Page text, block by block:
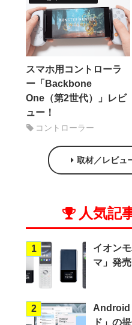
スマホ用コントローラ
ー「Backbone
One（第2世代）」レビ
ュー！
コントローラー
取材／レビュ
人気記
1
イオン
マ」発
2
Android
ド」の